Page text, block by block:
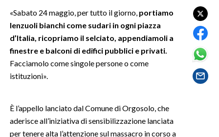
GOSSIP
SALUTE
NOTIZIE
EVENTI
«Sabato 24 maggio, per tutto il giorno, portiamo
lenzuoli bianchi come sudari in ogni piazza
d’Italia, ricopriamo il selciato, appendiamoli a
finestre e balconi di edifici pubblici e privati.
Facciamolo come singole persone o come
istituzioni».
È l’appello lanciato dal Comune di Orgosolo, che
aderisce all’iniziativa di sensibilizzazione lanciata
per tenere alta l’attenzione sul massacro in corso a